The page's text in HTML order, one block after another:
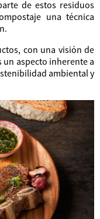
de estos residuos
una técnica
con una visión de
aspecto inherente a
ambiental y